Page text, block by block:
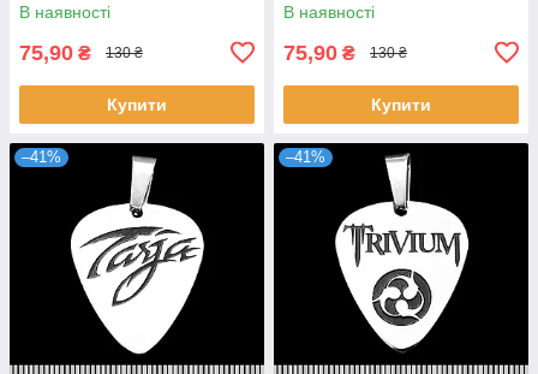
В наявності
75,90 ₴ 130 ₴
Купити
В наявності
75,90 ₴ 130 ₴
Купити
–41% –41%